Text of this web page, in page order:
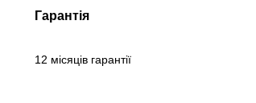
Гарантія
12 місяців гарантії